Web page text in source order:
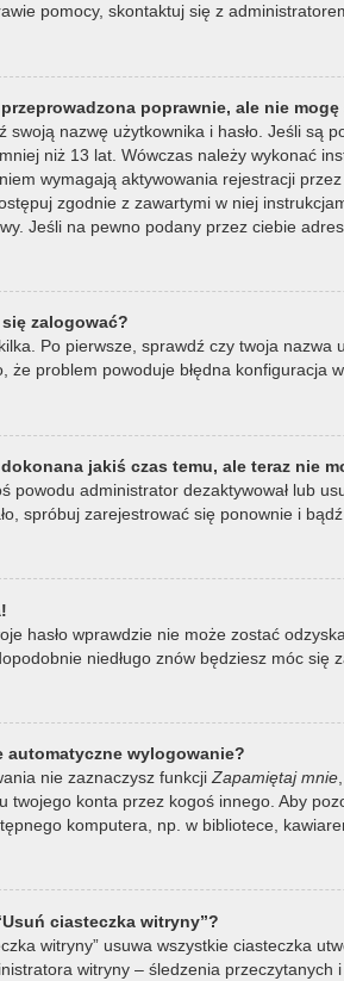
pomocy, skontaktuj się z
przeprowadzona poprawnie, ale nie
swoją nazwę użytkownika i hasło. Jeśli są
niż 13 lat. Wówczas należy wykonać
wymagają aktywowania rejestracji
zgodnie z zawartymi w niej
Jeśli na pewno podany przez ciebie
zalogować?
Po pierwsze, sprawdź czy twoja nazwa
że problem powoduje błędna konfiguracja
dokonana jakiś czas temu, ale teraz nie
powodu administrator dezaktywował lub
spróbuj zarejestrować się ponownie i
hasło wprawdzie nie może zostać
niedługo znów będziesz móc się
automatyczne wylogowanie?
nie zaznaczysz funkcjiZapamiętaj mnie
twojego konta przez kogoś innego. Aby
komputera, np. w bibliotece,
ciasteczka witryny”?
witryny” usuwa wszystkie ciasteczka
witryny – śledzenia